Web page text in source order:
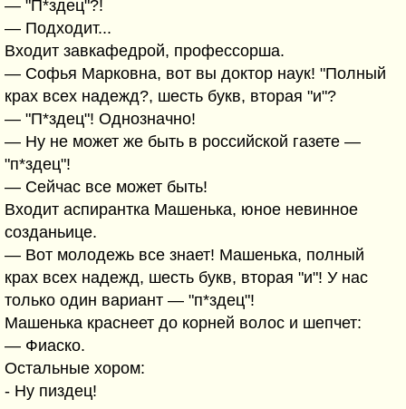
— "П*здец"?!
— Подходит...
Входит завкафедрой, профессорша.
— Софья Марковна, вот вы доктор наук! "Полный
крах всех надежд?, шесть букв, вторая "и"?
— "П*здец"! Однозначно!
— Ну не может же быть в российской газете —
"п*здец"!
— Сейчас все может быть!
Входит аспирантка Машенька, юное невинное
созданьице.
— Вот молодежь все знает! Машенька, полный
крах всех надежд, шесть букв, вторая "и"! У нас
только один вариант — "п*здец"!
Машенька краснеет до корней волос и шепчет:
— Фиаско.
Остальные хором:
- Ну пиздец!